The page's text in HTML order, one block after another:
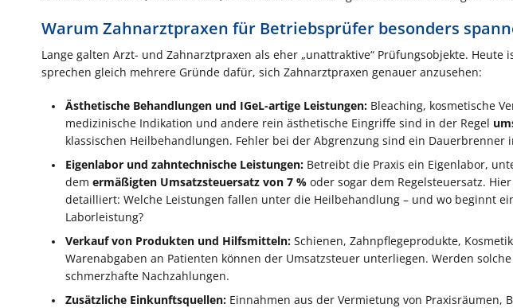
Warum Zahnarztpraxen für Betriebsprüfer besonders
Lange galten Arzt- und Zahnarztpraxen als eher „unattraktive“ Prüfungsobjekte. Heute
sprechen gleich mehrere Gründe dafür, sich Zahnarztpraxen genauer anzusehen:
Ästhetische Behandlungen und IGeL-artige Leistungen: Bleaching, kosmetische
medizinische Indikation und andere rein ästhetische Eingriffe sind in der Regel
klassischen Heilbehandlungen. Fehler bei der Abgrenzung sind ein Dauerbrenner
Eigenlabor und zahntechnische Leistungen: Betreibt die Praxis ein Eigenlabor,
dem ermäßigten Umsatzsteuersatz von 7 % oder sogar dem Regelsteuersatz.
detailliert: Welche Leistungen fallen unter die Heilbehandlung – und wo beginnt
Laborleistung?
Verkauf von Produkten und Hilfsmitteln: Schienen, Zahnpflegeprodukte,
Warenabgaben an Patienten können der Umsatzsteuer unterliegen. Werden
schmerzhafte Nachzahlungen.
Zusätzliche Einkunftsquellen: Einnahmen aus der Vermietung von Praxisräumen,